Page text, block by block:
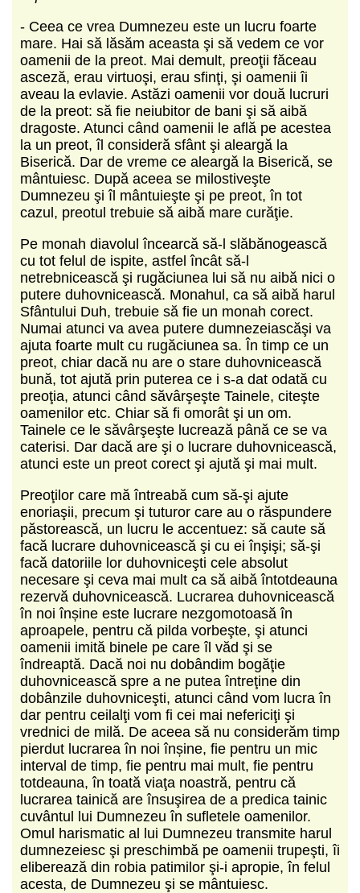
- Ceea ce vrea Dumnezeu este un lucru foarte
mare. Hai să lăsăm aceasta şi să vedem ce vor
oamenii de la preot. Mai demult, preoţii făceau
asceză, erau virtuoşi, erau sfinţi, şi oamenii îi
aveau la evlavie. Astăzi oamenii vor două lucruri
de la preot: să fie neiubitor de bani şi să aibă
dragoste. Atunci când oamenii le află pe acestea
la un preot, îl consideră sfânt şi aleargă la
Biserică. Dar de vreme ce aleargă la Biserică, se
mântuiesc. După aceea se milostiveşte
Dumnezeu şi îl mântuieşte şi pe preot, în tot
cazul, preotul trebuie să aibă mare curăţie.
Pe monah diavolul încearcă să-l slăbănogească
cu tot felul de ispite, astfel încât să-l
netrebnicească şi rugăciunea lui să nu aibă nici o
putere duhovnicească. Monahul, ca să aibă harul
Sfântului Duh, trebuie să fie un monah corect.
Numai atunci va avea putere dumnezeiascăşi va
ajuta foarte mult cu rugăciunea sa. În timp ce un
preot, chiar dacă nu are o stare duhovnicească
bună, tot ajută prin puterea ce i s-a dat odată cu
preoţia, atunci când săvârşeşte Tainele, citeşte
oamenilor etc. Chiar să fi omorât şi un om.
Tainele ce le săvârşeşte lucrează până ce se va
caterisi. Dar dacă are şi o lucrare duhovnicească,
atunci este un preot corect şi ajută şi mai mult.
Preoţilor care mă întreabă cum să-şi ajute
enoriaşii, precum şi tuturor care au o răspundere
păstorească, un lucru le accentuez: să caute să
facă lucrare duhovnicească şi cu ei înşişi; să-şi
facă datoriile lor duhovniceşti cele absolut
necesare şi ceva mai mult ca să aibă întotdeauna
rezervă duhovnicească. Lucrarea duhovnicească
în noi înșine este lucrare nezgomotoasă în
aproapele, pentru că pilda vorbeşte, şi atunci
oamenii imită binele pe care îl văd şi se
îndreaptă. Dacă noi nu dobândim bogăţie
duhovnicească spre a ne putea întreţine din
dobânzile duhovniceşti, atunci când vom lucra în
dar pentru ceilalţi vom fi cei mai nefericiţi şi
vrednici de milă. De aceea să nu considerăm timp
pierdut lucrarea în noi înșine, fie pentru un mic
interval de timp, fie pentru mai mult, fie pentru
totdeauna, în toată viaţa noastră, pentru că
lucrarea tainică are însuşirea de a predica tainic
cuvântul lui Dumnezeu în sufletele oamenilor.
Omul harismatic al lui Dumnezeu transmite harul
dumnezeiesc şi preschimbă pe oamenii trupeşti, îi
eliberează din robia patimilor şi-i apropie, în felul
acesta, de Dumnezeu şi se mântuiesc.